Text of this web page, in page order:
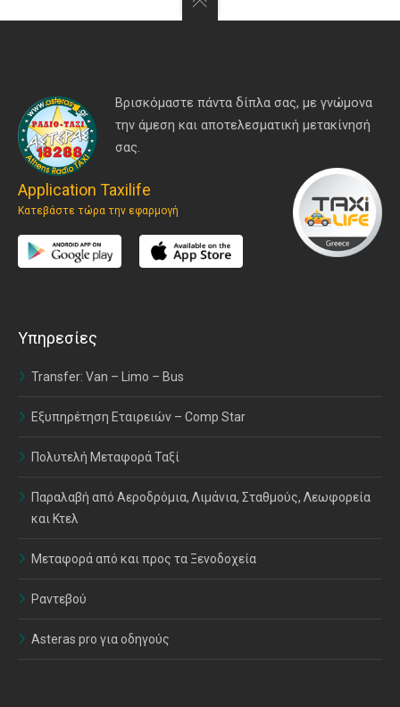
Βρισκόμαστε πάντα δίπλα σας, με γνώμονα
την άμεση και αποτελεσματική μετακίνησή
σας.
Application Taxilife
Κατεβάστε τώρα την εφαρμογή
Υπηρεσίες
Transfer: Van – Limo – Bus
Εξυπηρέτηση Εταιρειών – Comp Star
Πολυτελή Μεταφορά Ταξί
Παραλαβή από Αεροδρόμια, Λιμάνια, Σταθμούς, Λεωφορεία
και Κτελ
Μεταφορά από και προς τα Ξενοδοχεία
Ραντεβού
Asteras pro για οδηγούς